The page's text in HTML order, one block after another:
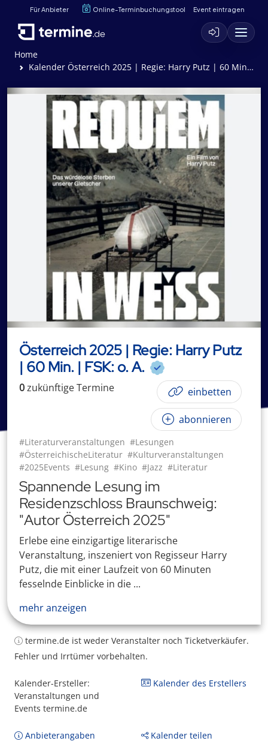
Für Anbieter Online-Terminbuchungstool Event eintragen
Home
Kalender Österreich 2025 | Regie: Harry Putz | 60 Min. | FSK: o. A.
Österreich 2025 | Regie: Harry Putz
| 60 Min. | FSK: o. A.
0zukünftigeTermine einbetten
abonnieren
#Literaturveranstaltungen #Lesungen
#ÖsterreichischeLiteratur #Kulturveranstaltungen
#2025Events #Lesung #Kino #Jazz #Literatur
Spannende Lesung im
Residenzschloss Braunschweig:
"Autor Österreich 2025"
Erlebe eine einzigartige literarische
Veranstaltung, inszeniert von Regisseur Harry
Putz, die mit einer Laufzeit von 60 Minuten
fesselnde Einblicke in die ...
mehr anzeigen
termine.de ist weder Veranstalter noch Ticketverkäufer.
Fehler und Irrtümer vorbehalten.
Kalender-Ersteller:
Veranstaltungen und
Events termine.de
Kalender des Erstellers
Anbieterangaben Kalender teilen